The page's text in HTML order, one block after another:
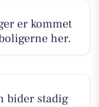
er kommet
her.
bider stadig